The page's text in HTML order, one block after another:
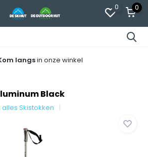
0 0
langsin onze winkel
Black
alles Skistokken